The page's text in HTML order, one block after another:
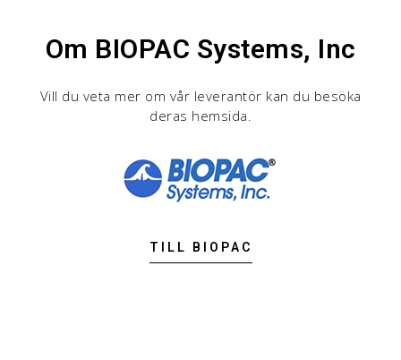
Om BIOPAC Systems, Inc
Vill du veta mer om vår leverantör kan du besöka
deras hemsida.
TILL BIOPAC